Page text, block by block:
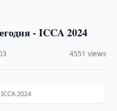
- ICCA 2024
4551 views
2024